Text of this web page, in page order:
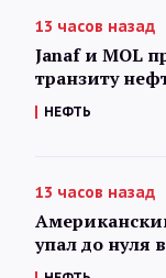
13 часов назад
Janaf и MOL
транзиту
НЕФТЬ
13 часов назад
упал до нуля